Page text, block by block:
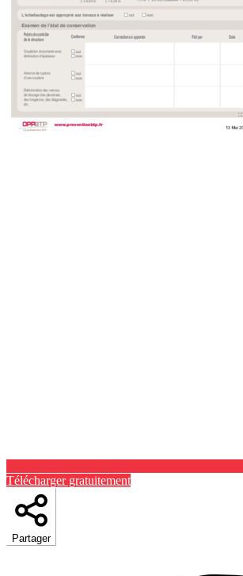
Télécharger gratuitement
Partager